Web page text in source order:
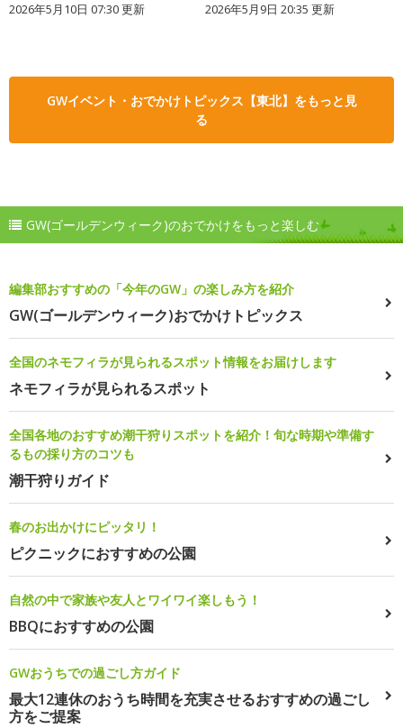
2026年5月10日 07:30 更新 2026年5月9日 20:35 更新
GWイベント・おでかけトピックス【東北】をもっと見
る
GW(ゴールデンウィーク)のおでかけをもっと楽しむ
編集部おすすめの「今年のGW」の楽しみ方を紹介
GW(ゴールデンウィーク)おでかけトピックス
全国のネモフィラが見られるスポット情報をお届けします
ネモフィラが見られるスポット
全国各地のおすすめ潮干狩りスポットを紹介！旬な時期や準備す
るもの採り方のコツも
潮干狩りガイド
春のお出かけにピッタリ！
ピクニックにおすすめの公園
自然の中で家族や友人とワイワイ楽しもう！
BBQにおすすめの公園
GWおうちでの過ごし方ガイド
最大12連休のおうち時間を充実させるおすすめの過ごし
方をご提案